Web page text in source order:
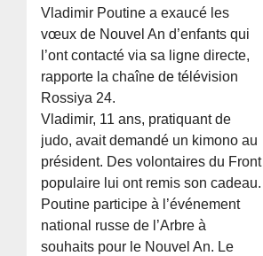
Vladimir Poutine a exaucé les
vœux de Nouvel An d’enfants qui
l’ont contacté via sa ligne directe,
rapporte la chaîne de télévision
Rossiya 24.
Vladimir, 11 ans, pratiquant de
judo, avait demandé un kimono au
président. Des volontaires du Front
populaire lui ont remis son cadeau.
Poutine participe à l’événement
national russe de l’Arbre à
souhaits pour le Nouvel An. Le